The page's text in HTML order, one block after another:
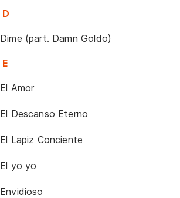
D
Dime (part. Damn Goldo)
E
El Amor
El Descanso Eterno
El Lapiz Conciente
El yo yo
Envidioso